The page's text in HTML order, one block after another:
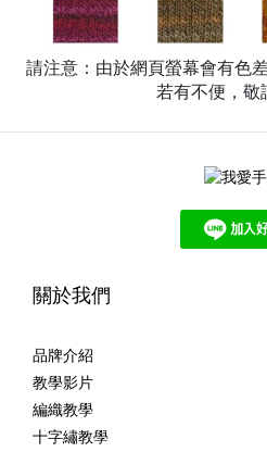
請注意：由於網頁螢幕會有色
若有不便，敬
關於我們
品牌介紹
教學影片
編織教學
十字繡教學